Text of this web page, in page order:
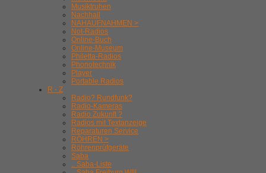
Musiktruhen
Nachhall
NAHAUFNAHMEN >
Not-Radios
Online-Buch
Online-Museum
Philetta-Radios
Phonotechnik
Player
Portable Radios
R - Z
Radio? Rundfunk?
Radio-Kameras
Radio Zukunft ?
Radios mit Textanzeige
Reparaturen Service
RÖHREN >
Röhrenprüfgeräte
Saba
.. Saba-Liste